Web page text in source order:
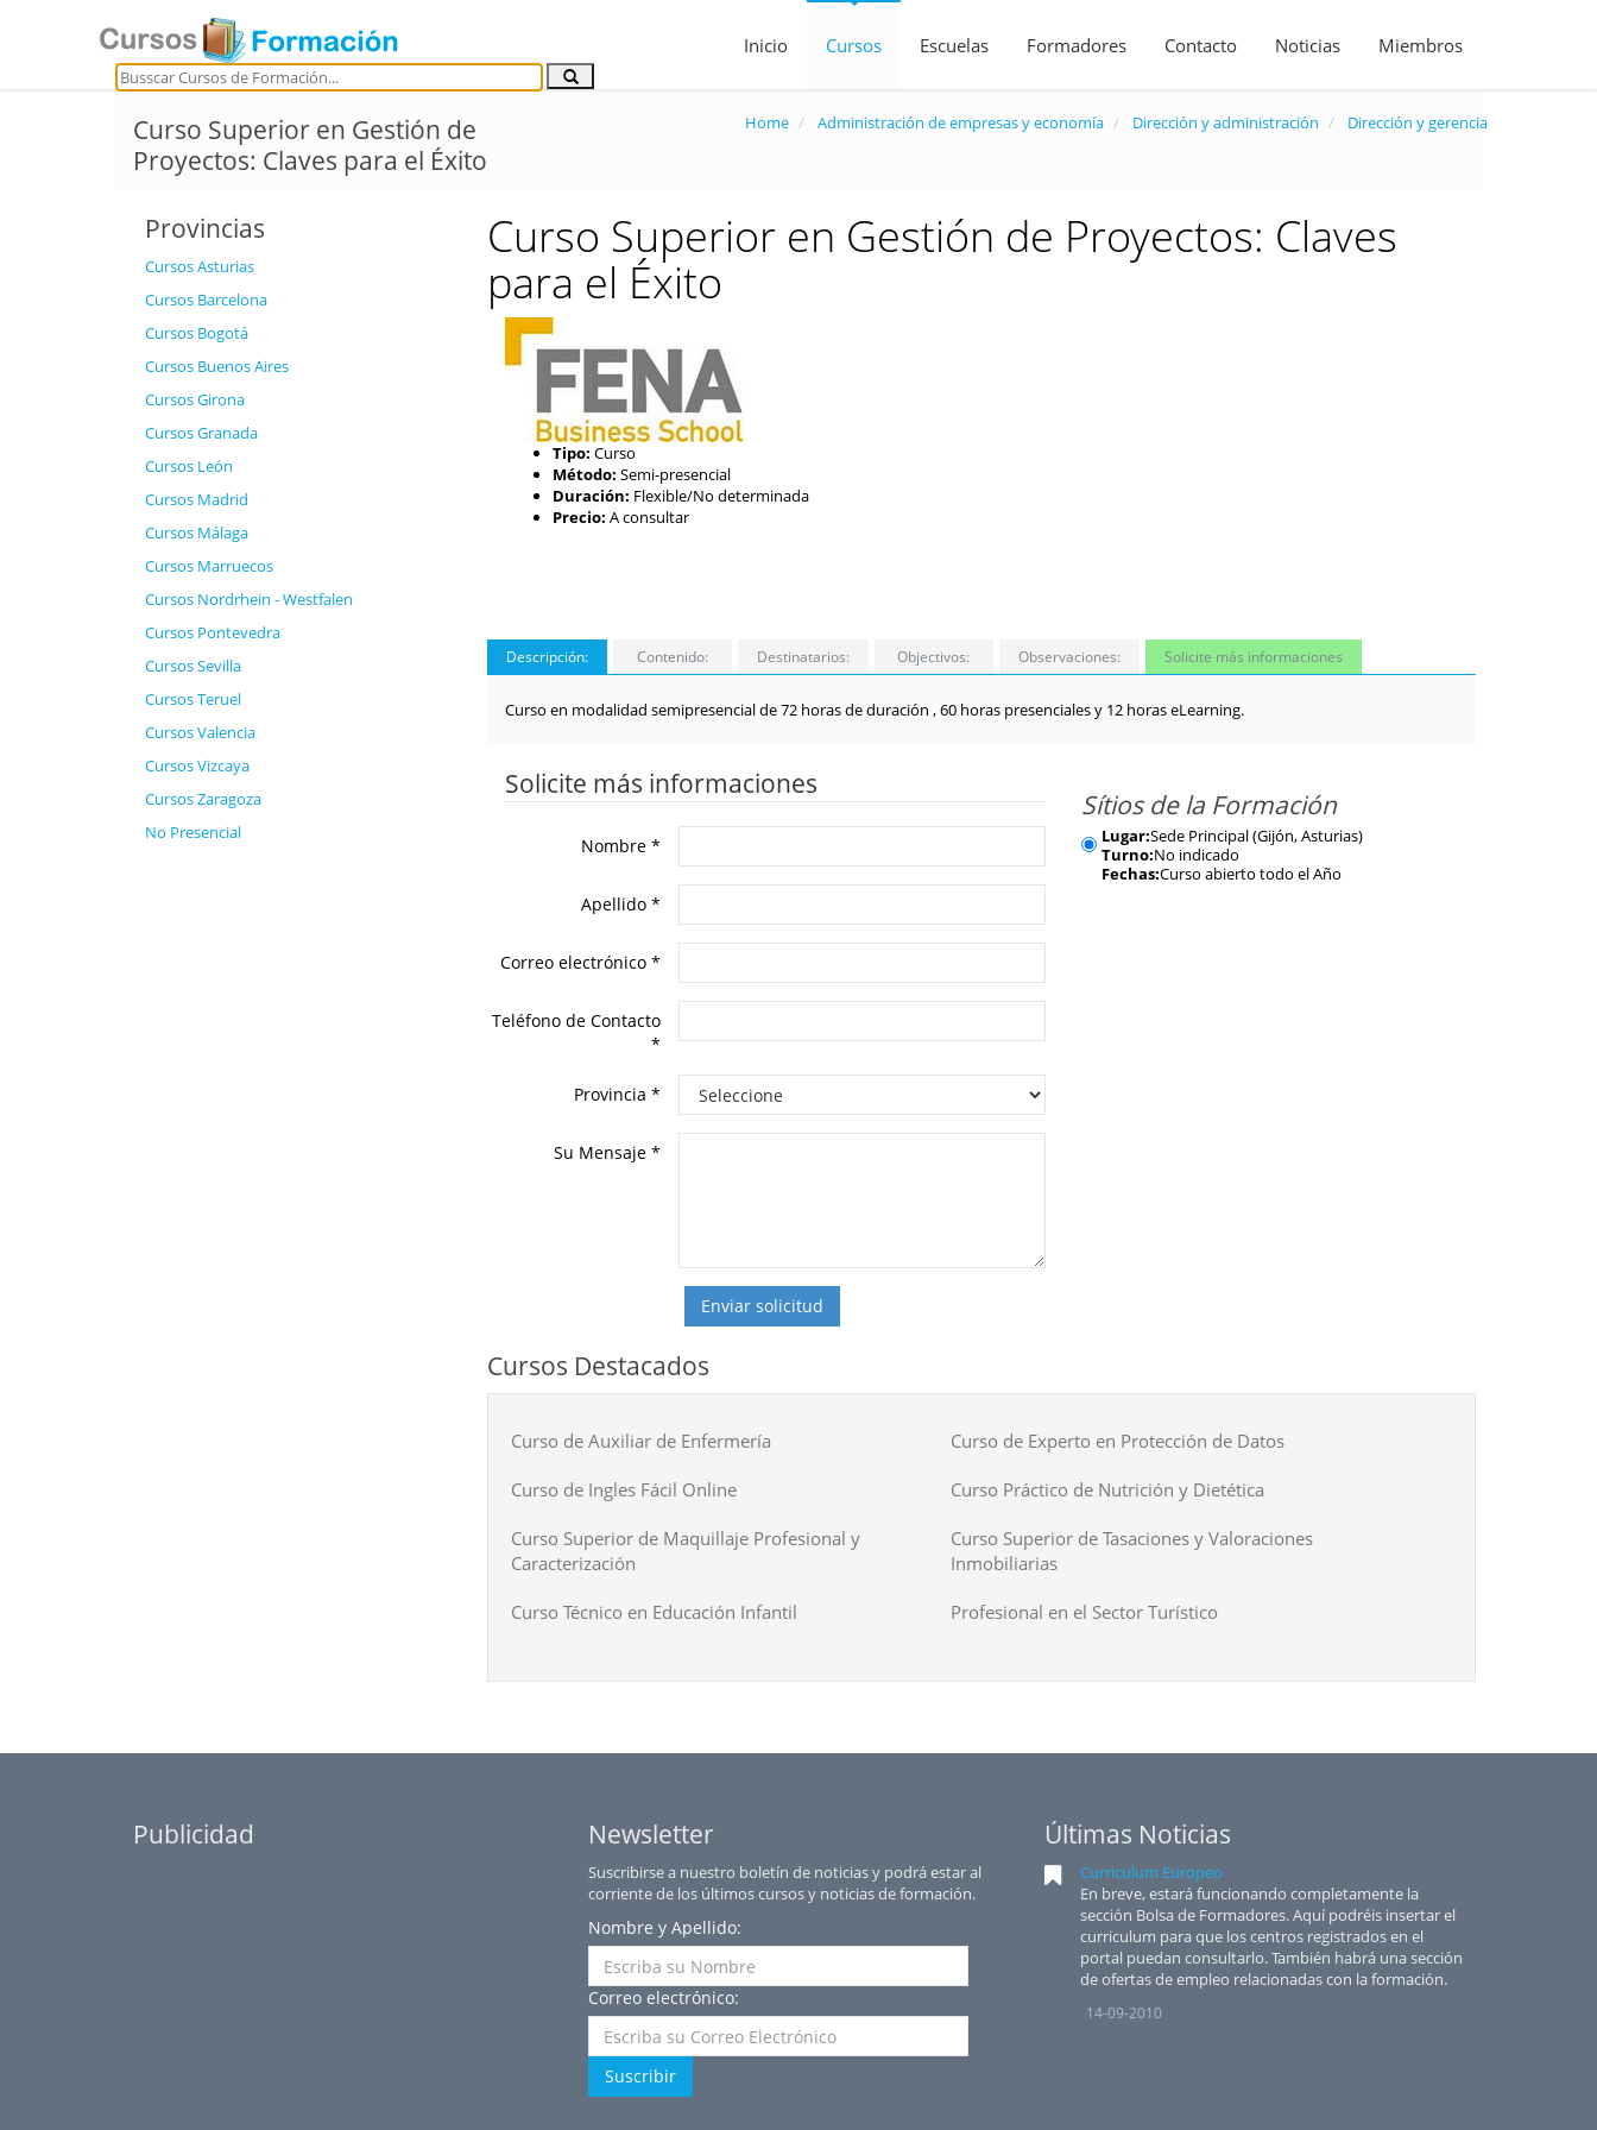
Inicio Cursos Escuelas Formadores Contacto Noticias Miembros
Curso Superior en Gestión de
Proyectos: Claves para el Éxito
Home Administración de empresas y economía Dirección y administración Dirección y gerencia
Provincias
Cursos Asturias
Cursos Barcelona
Cursos Bogotá
Cursos Buenos Aires
Cursos Girona
Cursos Granada
Cursos León
Cursos Madrid
Cursos Málaga
Cursos Marruecos
Cursos Nordrhein - Westfalen
Cursos Pontevedra
Cursos Sevilla
Cursos Teruel
Cursos Valencia
Cursos Vizcaya
Cursos Zaragoza
No Presencial
Curso Superior en Gestión de Proyectos: Claves
para el Éxito
Tipo: Curso
Método: Semi-presencial
Duración: Flexible/No determinada
Precio: A consultar
Descripción: Contenido: Destinatarios: Objectivos: Observaciones: Solicite más informaciones
Curso en modalidad semipresencial de 72 horas de duración , 60 horas presenciales y 12 horas eLearning.
Solicite más informaciones
Nombre*
Apellido*
Correo electrónico*
Teléfono de Contacto
*
Provincia*
Su Mensaje*
Enviar solicitud
Sítios de la Formación
Lugar:Sede Principal (Gijón, Asturias)
Turno:No indicado
Fechas:Curso abierto todo el Año
Cursos Destacados
Curso de Auxiliar de Enfermería Curso de Experto en Protección de Datos
Curso de Ingles Fácil Online Curso Práctico de Nutrición y Dietética
Curso Superior de Maquillaje Profesional y
Caracterización
Curso Superior de Tasaciones y Valoraciones
Inmobiliarias
Curso Técnico en Educación Infantil Profesional en el Sector Turístico
Publicidad Newsletter
Suscribirse a nuestro boletín de noticias y podrá estar al
corriente de los últimos cursos y noticias de formación.
Nombre y Apellido:
Correo electrónico:
Suscribir
Últimas Noticias
Curriculum Europeo
En breve, estará funcionando completamente la
sección Bolsa de Formadores. Aquí podréis insertar el
curriculum para que los centros registrados en el
portal puedan consultarlo. También habrá una sección
de ofertas de empleo relacionadas con la formación.
14-09-2010